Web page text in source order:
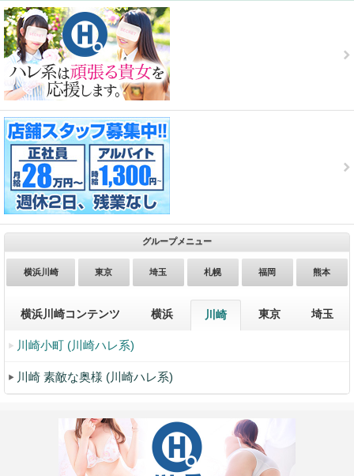
グループメニュー
横浜川崎 東京 埼玉 札幌 福岡 熊本
横浜川崎コンテンツ 横浜 川崎 東京 埼玉
川崎小町 (川崎ハレ系)
川崎 素敵な奥様 (川崎ハレ系)